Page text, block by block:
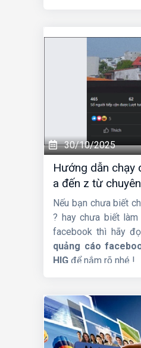
đã chạy Ads lâu năm.
30/10/2025
Hướng dẫn chạy
a đến z từ
Nếu bạn chưa biết
? hay chưa biết
facebook thì hãy
quảng cáo
HIG để nắm rõ nhé !